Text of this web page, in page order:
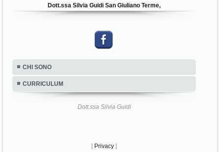
Dott.ssa Silvia Guidi San Giuliano Terme,
CHI SONO
CURRICULUM
Dott.ssa Silvia Guidi
[ Privacy ]